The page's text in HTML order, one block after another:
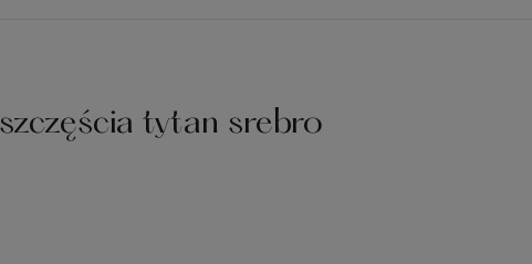
tytan srebro